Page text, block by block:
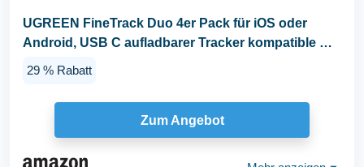
UGREEN FineTrack Duo 4er Pack für iOS oder
Android, USB C aufladbarer Tracker kompatible mit
29 % Rabatt
Zum Angebot